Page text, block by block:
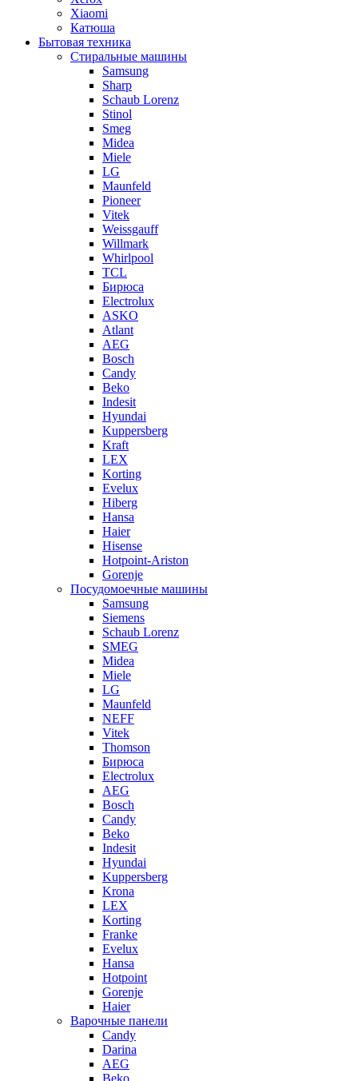
Xiaomi
Катюша
Бытовая техника
Стиральные машины
Samsung
Sharp
Schaub Lorenz
Stinol
Smeg
Midea
Miele
LG
Maunfeld
Pioneer
Vitek
Weissgauff
Willmark
Whirlpool
TCL
Бирюса
Electrolux
ASKO
Atlant
AEG
Bosch
Candy
Beko
Indesit
Hyundai
Kuppersberg
Kraft
LEX
Korting
Evelux
Hiberg
Hansa
Haier
Hisense
Hotpoint-Ariston
Gorenje
Посудомоечные машины
Samsung
Siemens
Schaub Lorenz
SMEG
Midea
Miele
LG
Maunfeld
NEFF
Vitek
Thomson
Бирюса
Electrolux
AEG
Bosch
Candy
Beko
Indesit
Hyundai
Kuppersberg
Krona
LEX
Korting
Franke
Evelux
Hansa
Hotpoint
Gorenje
Haier
Варочные панели
Candy
Darina
AEG